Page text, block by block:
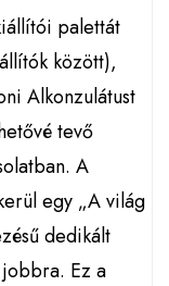
palettát
között),
Alkonzulátust
tevő
A
egy „A világ
dedikált
Ez a